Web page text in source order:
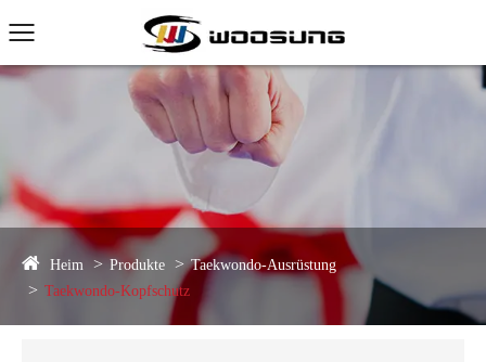
Heim Produkte
Taekwondo-Ausrüstung
Taekwondo-Kopfschutz